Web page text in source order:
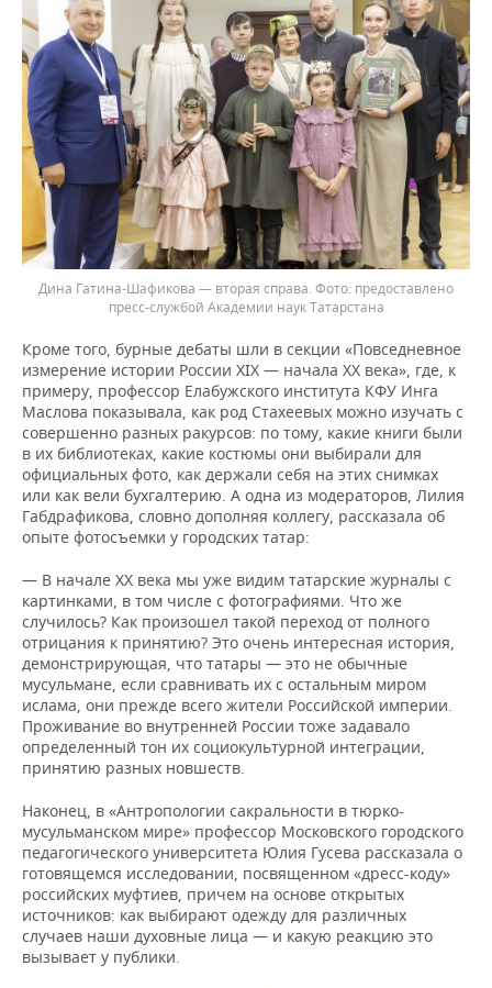
Дина Гатина-Шафикова — вторая справа.
предоставлено
пресс-службой Академии наук Татарстана
Кроме того, бурные дебаты шли в секции «Повседневное
измерение истории России XIX — начала XX века», где, к
примеру, профессор Елабужского института КФУ Инга
Маслова показывала, как род Стахеевых можно изучать с
совершенно разных ракурсов: по тому, какие книги были
в их библиотеках, какие костюмы они выбирали для
официальных фото, как держали себя на этих снимках
или как вели бухгалтерию. А одна из модераторов, Лилия
Габдрафикова, словно дополняя коллегу, рассказала об
опыте фотосъемки у городских татар:
— В начале XX века мы уже видим татарские журналы с
картинками, в том числе с фотографиями. Что же
случилось? Как произошел такой переход от полного
отрицания к принятию? Это очень интересная история,
демонстрирующая, что татары — это не обычные
мусульмане, если сравнивать их с остальным миром
ислама, они прежде всего жители Российской империи.
Проживание во внутренней России тоже задавало
определенный тон их социокультурной интеграции,
принятию разных новшеств.
Наконец, в «Антропологии сакральности в тюрко-
мусульманском мире» профессор Московского городского
педагогического университета Юлия Гусева рассказала о
готовящемся исследовании, посвященном «дресс-коду»
российских муфтиев, причем на основе открытых
источников: как выбирают одежду для различных
случаев наши духовные лица — и какую реакцию это
вызывает у публики.